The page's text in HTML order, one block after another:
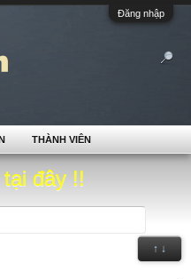
Đăng nhập
tại đây !!
↑ ↓
THÀNH VIÊN